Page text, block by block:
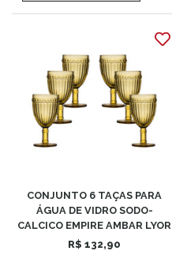
CONJUNTO 6 TAÇAS PARA
ÁGUA DE VIDRO SODO-
CALCICO EMPIRE AMBAR LYOR
R$ 132,90